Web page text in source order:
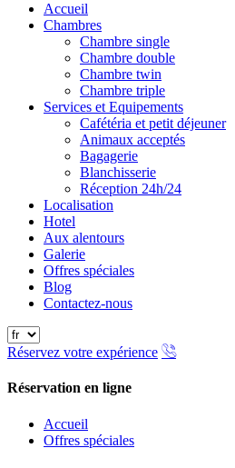
Accueil
Chambres
Chambre single
Chambre double
Chambre twin
Chambre triple
Services et Equipements
Cafétéria et petit déjeuner
Animaux acceptés
Bagagerie
Blanchisserie
Réception 24h/24
Localisation
Hotel
Aux alentours
Galerie
Offres spéciales
Blog
Contactez-nous
Réservez votre expérience
Réservation en ligne
FermerAccueil
Offres spéciales